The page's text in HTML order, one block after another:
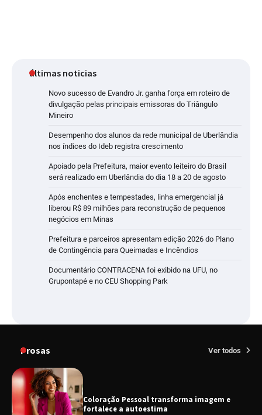
últimas noticias
Novo sucesso de Evandro Jr. ganha força em roteiro de
divulgação pelas principais emissoras do Triângulo
Mineiro
Desempenho dos alunos da rede municipal de Uberlândia
nos índices do Ideb registra crescimento
Apoiado pela Prefeitura, maior evento leiteiro do Brasil
será realizado em Uberlândia do dia 18 a 20 de agosto
Após enchentes e tempestades, linha emergencial já
liberou R$ 89 milhões para reconstrução de pequenos
negócios em Minas
Prefeitura e parceiros apresentam edição 2026 do Plano
de Contingência para Queimadas e Incêndios
Documentário CONTRACENA foi exibido na UFU, no
Grupontapé e no CEU Shopping Park
Prosas Ver todos
Coloração Pessoal transforma imagem e
fortalece a autoestima